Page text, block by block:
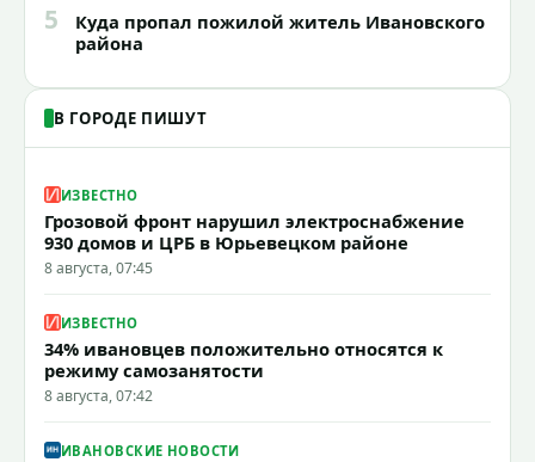
5
Куда пропал пожилой житель Ивановского
района
В ГОРОДЕ ПИШУТ
ИЗВЕСТНО
Грозовой фронт нарушил электроснабжение
930 домов и ЦРБ в Юрьевецком районе
8 августа, 07:45
ИЗВЕСТНО
34% ивановцев положительно относятся к
режиму самозанятости
8 августа, 07:42
ИВАНОВСКИЕ НОВОСТИ